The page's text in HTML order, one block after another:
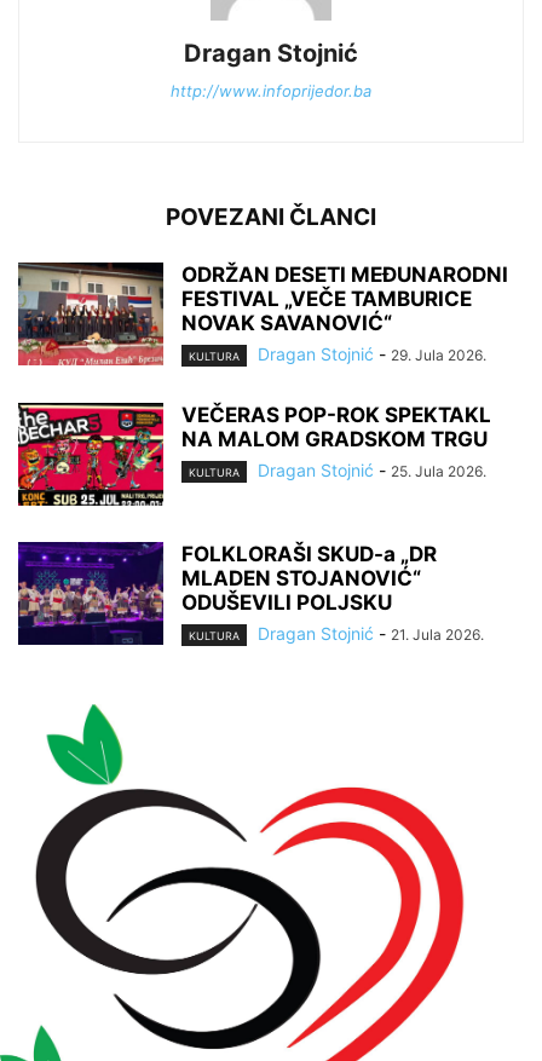
Dragan Stojnić
http://www.infoprijedor.ba
POVEZANI ČLANCI
ODRŽAN DESETI MEĐUNARODNI
FESTIVAL „VEČE TAMBURICE
NOVAK SAVANOVIĆ“
KULTURA Dragan Stojnić - 29. Jula 2026.
VEČERAS POP-ROK SPEKTAKL
NA MALOM GRADSKOM TRGU
KULTURA Dragan Stojnić - 25. Jula 2026.
FOLKLORAŠI SKUD-a „DR
MLADEN STOJANOVIĆ“
ODUŠEVILI POLJSKU
KULTURA Dragan Stojnić - 21. Jula 2026.